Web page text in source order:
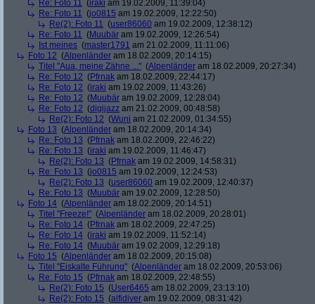
Re: Foto 11 (iraki am 19.02.2009, 11:39:04)
Re: Foto 11 (jo0815 am 19.02.2009, 12:22:50)
Re(2): Foto 11 (user86060 am 19.02.2009, 12:38:12)
Re: Foto 11 (Muubär am 19.02.2009, 12:26:54)
Ist meines (master1791 am 21.02.2009, 11:11:06)
Foto 12 (Alpenländer am 18.02.2009, 20:14:15)
Titel "Aua, meine Zähne ..." (Alpenländer am 18.02.2009, 20:27:34)
Re: Foto 12 (Pfrnak am 18.02.2009, 22:44:17)
Re: Foto 12 (iraki am 19.02.2009, 11:43:26)
Re: Foto 12 (Muubär am 19.02.2009, 12:28:04)
Re: Foto 12 (digijazz am 21.02.2009, 00:48:58)
Re(2): Foto 12 (Wuni am 21.02.2009, 01:34:55)
Foto 13 (Alpenländer am 18.02.2009, 20:14:34)
Re: Foto 13 (Pfrnak am 18.02.2009, 22:46:22)
Re: Foto 13 (iraki am 19.02.2009, 11:46:47)
Re(2): Foto 13 (Pfrnak am 19.02.2009, 14:58:31)
Re: Foto 13 (jo0815 am 19.02.2009, 12:24:53)
Re(2): Foto 13 (user86060 am 19.02.2009, 12:40:37)
Re: Foto 13 (Muubär am 19.02.2009, 12:28:50)
Foto 14 (Alpenländer am 18.02.2009, 20:14:51)
Titel "Freeze!" (Alpenländer am 18.02.2009, 20:28:01)
Re: Foto 14 (Pfrnak am 18.02.2009, 22:47:25)
Re: Foto 14 (iraki am 19.02.2009, 11:52:14)
Re: Foto 14 (Muubär am 19.02.2009, 12:29:18)
Foto 15 (Alpenländer am 18.02.2009, 20:15:08)
Titel "Eiskalte Führung" (Alpenländer am 18.02.2009, 20:53:06)
Re: Foto 15 (Pfrnak am 18.02.2009, 22:48:55)
Re(2): Foto 15 (User6465 am 18.02.2009, 23:13:10)
Re(2): Foto 15 (alfidiver am 19.02.2009, 08:31:42)